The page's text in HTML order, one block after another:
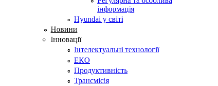
інформація
Hyundai у світі
Новини
Інновації
Інтелектуальні технології
ЕКО
Продуктивність
Трансмісія